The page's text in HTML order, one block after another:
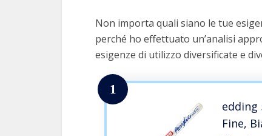
Non importa quali siano le tue
perché ho effettuato un’analisi
esigenze di utilizzo diversificate e
1
edding
Fine,